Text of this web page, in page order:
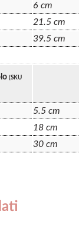
6 cm
21.5 cm
39.5 cm
(SKU
5.5 cm
18 cm
30 cm